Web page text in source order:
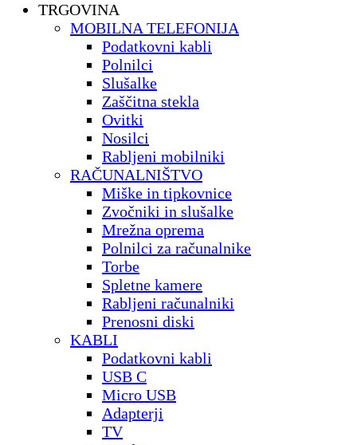
TRGOVINA
MOBILNA TELEFONIJA
Podatkovni kabli
Polnilci
Slušalke
Zaščitna stekla
Ovitki
Nosilci
Rabljeni mobilniki
RAČUNALNIŠTVO
Miške in tipkovnice
Zvočniki in slušalke
Mrežna oprema
Polnilci za računalnike
Torbe
Spletne kamere
Rabljeni računalniki
Prenosni diski
KABLI
Podatkovni kabli
USB C
Micro USB
Adapterji
TV